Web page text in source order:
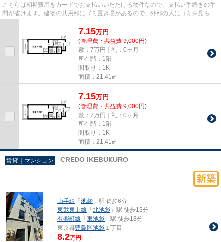
こちらは初期費用をカードでお支払いいただける物件なので、支払い手続きの手
間が省けます。建物の共用部にゴミ置き場があるので、外部の人にゴミを見られ
7.15万円
(管理費・共益費 9,000円)
敷：7万円｜礼：0ヶ月
所在階：1階
間取り：1K
面積：21.41㎡
7.15万円
(管理費・共益費 9,000円)
敷：7万円｜礼：0ヶ月
所在階：1階
間取り：1K
面積：21.41㎡
賃貸｜マンション CREDO IKEBUKURO
山手線 「 池袋 」駅 徒歩6分
東武東上線 「 北池袋 」駅 徒歩13分
有楽町線 「 東池袋 」駅 徒歩18分
東京都豊島区池袋 １丁目
8.2万円